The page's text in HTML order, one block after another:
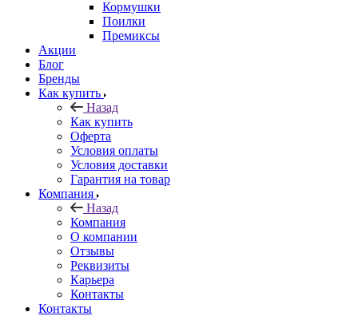
Кормушки
Поилки
Премиксы
Акции
Блог
Бренды
Как купить
Назад
Как купить
Оферта
Условия оплаты
Условия доставки
Гарантия на товар
Компания
Назад
Компания
О компании
Отзывы
Реквизиты
Карьера
Контакты
Контакты